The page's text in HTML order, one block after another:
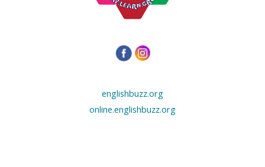
englishbuzz.org
online.englishbuzz.org